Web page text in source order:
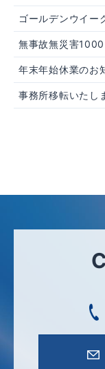
ゴールデンウイー
無事故無災害
年末年始休業のお
事務所移転いたし